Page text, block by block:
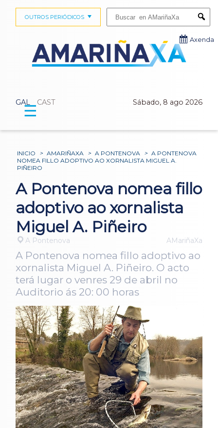
GAL CAST Sábado, 8 ago 2026
OUTROS PERIÓDICOS
Axenda
☰
INICIO > AMARIÑAXA > A PONTENOVA > A PONTENOVA
NOMEA FILLO ADOPTIVO AO XORNALISTA MIGUEL A.
PIÑEIRO
A Pontenova nomea fillo
adoptivo ao xornalista
Miguel A. Piñeiro
A Pontenova AMariñaXa
A Pontenova nomea fillo adoptivo ao
xornalista Miguel A. Piñeiro. O acto
terá lugar o venres 29 de abril no
Auditorio ás 20: 00 horas